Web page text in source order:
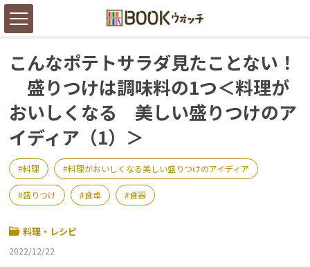
こんなポテトサラダ見たことない！
盛りつけは調味料の1つ＜料理が
おいしくなる 美しい盛りつけのア
イディア（1）＞
料理 料理がおいしくなる美しい盛りつけのアイディア
盛りつけ 食卓 食器
料理・レシピ
2022/12/22